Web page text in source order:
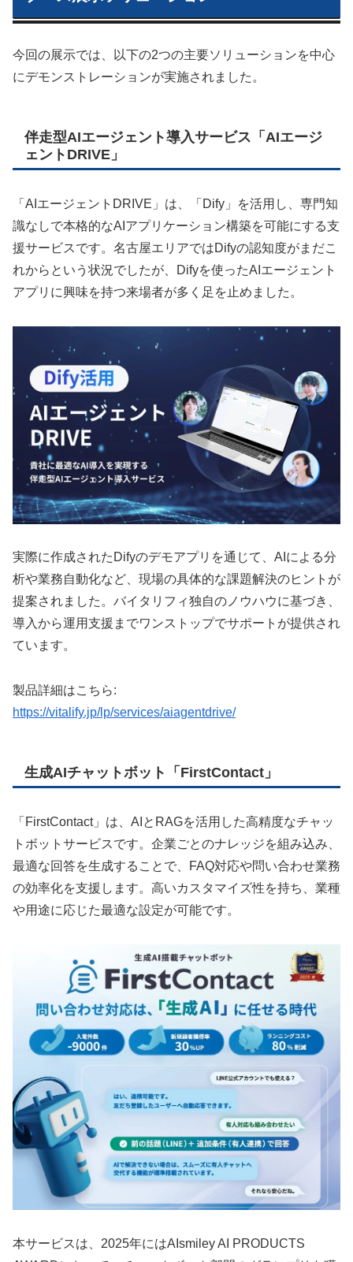
今回の展示では、以下の2つの主要ソリューションを中心
にデモンストレーションが実施されました。
伴走型AIエージェント導入サービス「AIエージ
ェントDRIVE」
「AIエージェントDRIVE」は、「Dify」を活用し、専門知
識なしで本格的なAIアプリケーション構築を可能にする支
援サービスです。名古屋エリアではDifyの認知度がまだこ
れからという状況でしたが、Difyを使ったAIエージェント
アプリに興味を持つ来場者が多く足を止めました。
実際に作成されたDifyのデモアプリを通じて、AIによる分
析や業務自動化など、現場の具体的な課題解決のヒントが
提案されました。バイタリフィ独自のノウハウに基づき、
導入から運用支援までワンストップでサポートが提供され
ています。
製品詳細はこちら:
https://vitalify.jp/lp/services/aiagentdrive/
生成AIチャットボット「FirstContact」
「FirstContact」は、AIとRAGを活用した高精度なチャッ
トボットサービスです。企業ごとのナレッジを組み込み、
最適な回答を生成することで、FAQ対応や問い合わせ業務
の効率化を支援します。高いカスタマイズ性を持ち、業種
や用途に応じた最適な設定が可能です。
本サービスは、2025年にはAIsmiley AI PRODUCTS